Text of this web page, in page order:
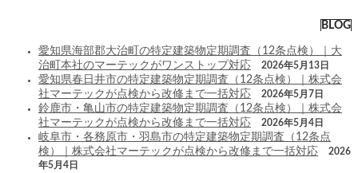
BLOG
愛知県海部郡大治町の特定建築物定期調査（12条点検）｜大
治町本社のマーテックがワンストップ対応
2026年5月13日
愛知県春日井市の特定建築物定期調査（12条点検）｜株式会
社マーテックが点検から改修まで一括対応
2026年5月7日
鈴鹿市・亀山市の特定建築物定期調査（12条点検）｜株式会
社マーテックが点検から改修まで一括対応
2026年5月4日
岐阜市・各務原市・羽島市の特定建築物定期調査（12条点
検）｜株式会社マーテックが点検から改修まで一括対応
2026
年5月4日